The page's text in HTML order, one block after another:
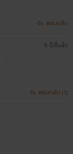
ตอบกลับ
8 ปีที่แล้ว
ตอบกลับ (1)